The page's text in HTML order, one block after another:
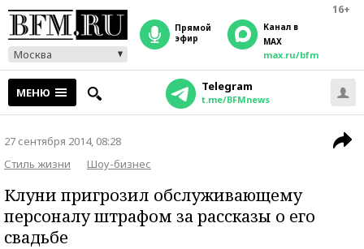
16+
Москва
прямой
эфир
Канал в
MAX
max.ru/bfm
МЕНЮ Telegram
t.me/BFMnews
27 сентября 2014, 08:28
Стиль жизни
Шоу-бизнес
Клуни пригрозил обслуживающему
персоналу штрафом за рассказы о его
свадьбе